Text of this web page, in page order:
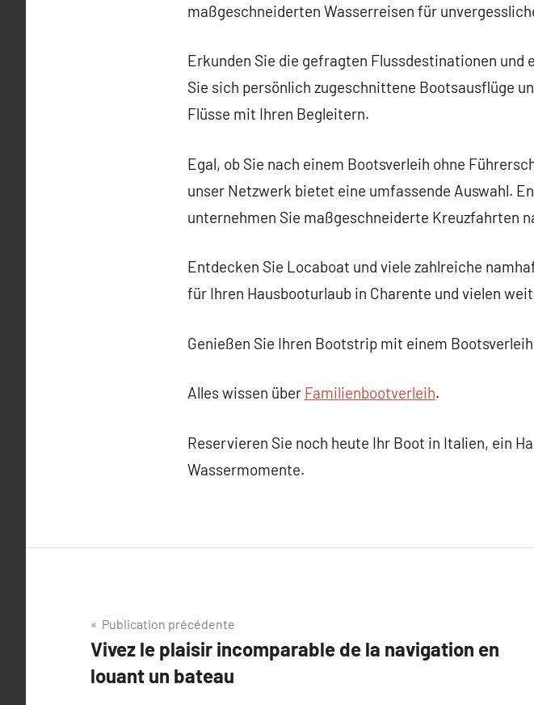
maßgeschneiderten Wasserreisen für
Erkunden Sie die gefragten Flussdestinationen und
Sie sich persönlich zugeschnittene Bootsausflüge
Flüsse mit Ihren Begleitern.
Egal, ob Sie nach einem Bootsverleih ohne
unser Netzwerk bietet eine umfassende Auswahl.
unternehmen Sie maßgeschneiderte Kreuzfahrten
Entdecken Sie Locaboat und viele zahlreiche
für Ihren Hausbooturlaub in Charente und vielen
Genießen Sie Ihren Bootstrip mit einem
Alles wissen über Familienbootverleih.
Reservieren Sie noch heute Ihr Boot in Italien, ein
Wassermomente.
Navigation
de
l’article
Publication précédente
Vivez le plaisir incomparable de la navigation en
louant un bateau